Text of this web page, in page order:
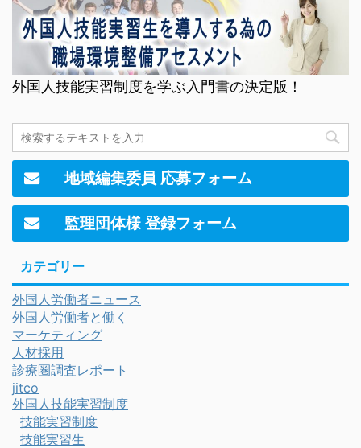
外国人技能実習制度を学ぶ入門書の決定版！
地域編集委員 応募フォーム
監理団体様 登録フォーム
カテゴリー
外国人労働者ニュース
外国人労働者と働く
マーケティング
人材採用
診療圏調査レポート
jitco
外国人技能実習制度
技能実習制度
技能実習生